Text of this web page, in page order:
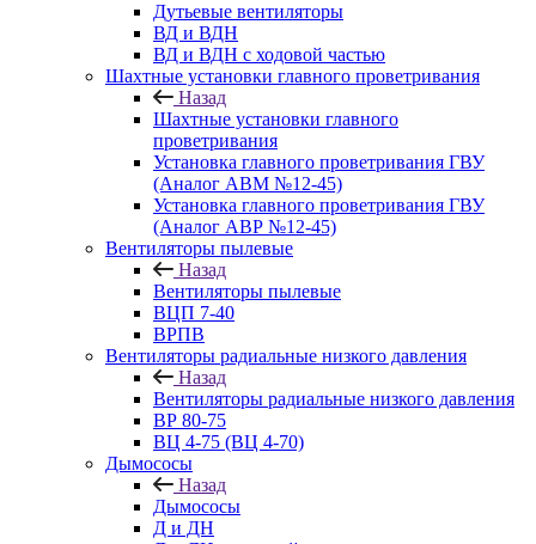
Дутьевые вентиляторы
ВД и ВДН
ВД и ВДН с ходовой частью
Шахтные установки главного проветривания
Назад
Шахтные установки главного
проветривания
Установка главного проветривания ГВУ
(Аналог АВМ №12-45)
Установка главного проветривания ГВУ
(Аналог АВР №12-45)
Вентиляторы пылевые
Назад
Вентиляторы пылевые
ВЦП 7-40
ВРПВ
Вентиляторы радиальные низкого давления
Назад
Вентиляторы радиальные низкого давления
ВР 80-75
ВЦ 4-75 (ВЦ 4-70)
Дымососы
Назад
Дымососы
Д и ДН